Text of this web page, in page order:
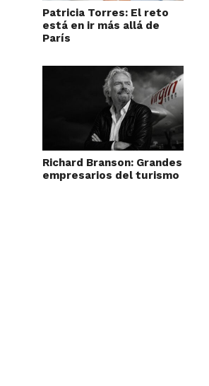
Patricia Torres: El reto
está en ir más allá de
París
Richard Branson: Grandes
empresarios del turismo